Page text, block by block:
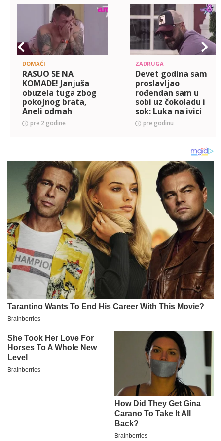
DOMAĆI
RASUO SE NA
KOMADE! Janjuša
obuzela tuga zbog
pokojnog brata,
Aneli odmah
pritrčala da mu
pruži podršku!
pre 2 godine
ZADRUGA
Devet godina sam
proslavljao
rođendan sam u
sobi uz čokoladu i
sok: Luka na ivici
suza priznao koliko
mu je teško, nije
iznenađenja! (VIDE
pre godinu